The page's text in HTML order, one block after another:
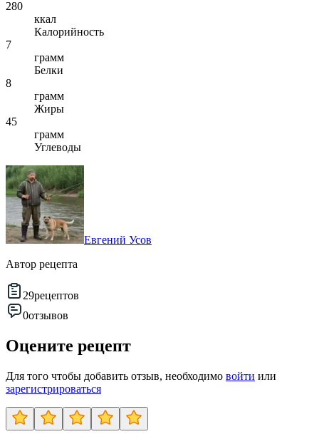
280
ккал
Калорийность
7
грамм
Белки
8
грамм
Жиры
45
грамм
Углеводы
Евгений Усов
Автор рецепта
29рецептов
0отзывов
Оцените рецепт
Для того чтобы добавить отзыв, необходимо войти или
зарегистрироваться